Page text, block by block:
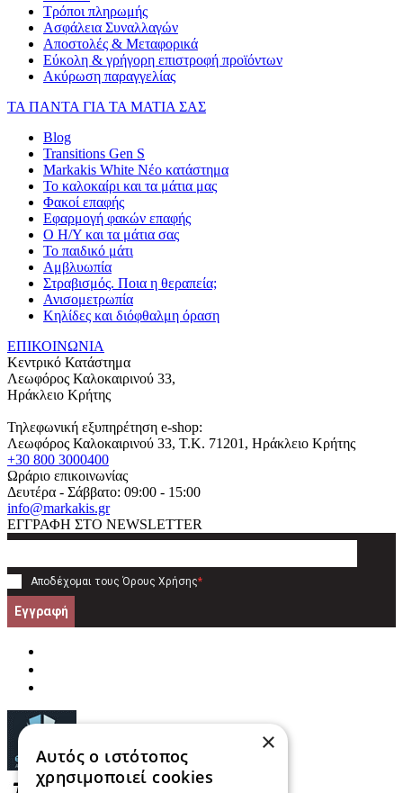
Τρόποι πληρωμής
Ασφάλεια Συναλλαγών
Αποστολές & Μεταφορικά
Εύκολη & γρήγορη επιστροφή προϊόντων
Ακύρωση παραγγελίας
ΤΑ ΠΑΝΤΑ ΓΙΑ ΤΑ ΜΑΤΙΑ ΣΑΣ
Blog
Transitions Gen S
Markakis White Νέο κατάστημα
Το καλοκαίρι και τα μάτια μας
Φακοί επαφής
Εφαρμογή φακών επαφής
Ο Η/Υ και τα μάτια σας
Το παιδικό μάτι
Αμβλυωπία
Στραβισμός. Ποια η θεραπεία;
Ανισομετρωπία
Κηλίδες και διόφθαλμη όραση
ΕΠΙΚΟΙΝΩΝΙΑ
Κεντρικό Κατάστημα
Λεωφόρος Καλοκαιρινού 33,
Ηράκλειο Κρήτης
Τηλεφωνική εξυπηρέτηση e-shop:
Λεωφόρος Καλοκαιρινού 33, T.K. 71201 , Ηράκλειο Κρήτης
+30 800 3000400
Ωράριο επικοινωνίας
Δευτέρα - Σάββατο: 09:00 - 15:00
info@markakis.gr
ΕΓΓΡΑΦΗ ΣΤΟ NEWSLETTER
Αποδέχομαι τους Όρους Χρήσης*
Εγγραφή
×
Αυτός ο ιστότοπος
χρησιμοποιεί cookies